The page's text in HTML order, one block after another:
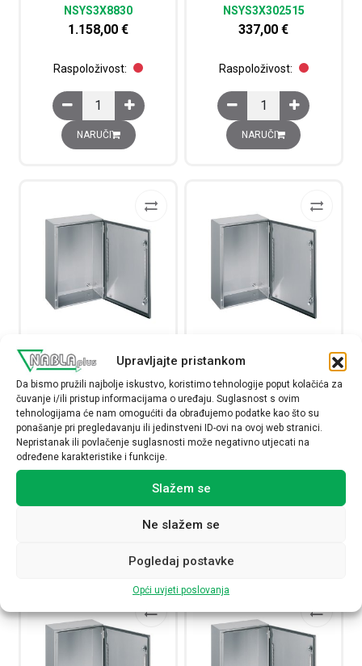
Upravljajte pristankom
Da bismo pružili najbolje iskustvo, koristimo tehnologije poput kolačića za
čuvanje i/ili pristup informacijama o uređaju. Suglasnost s ovim
tehnologijama će nam omogućiti da obrađujemo podatke kao što su
ponašanje pri pregledavanju ili jedinstveni ID-ovi na ovoj web stranici.
Nepristanak ili povlačenje suglasnosti može negativno utjecati na
određene karakteristike i funkcije.
Slažem se
Ne slažem se
Pogledaj postavke
Opći uvjeti poslovanja
NSYS3X8830
1.158,00€
Raspoloživost:
Ormarić SPACIAL S3X 304L, od nehrđajućeg čelika,
NARUČI
NSYS3X302515
337,00€
Raspoloživost:
Ormarić SPACIAL
NARUČI
Ormarić SPACIAL S3X 304L, od
nehrđajućeg
čelika,400x500x200mm.
NSYS3X5420
492,00€
Raspoloživost:
Ormarić SPACIAL S3X 304L, od nehrđajućeg
Ormarić SPACIAL S3X 304L, od
nehrđajućeg
čelika,400x600x200mm
NSYS3X6420
551,00€
Raspoloživost:
Ormarić SPACIAL